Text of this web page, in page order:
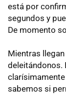
está por
segundos y
De momento
Mientras
deleitándonos.
sabemos si